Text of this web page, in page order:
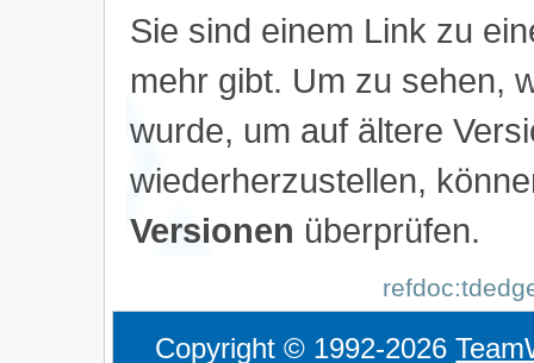
Sie sind einem Link zu
mehr gibt. Um zu sehen,
wurde, um auf ältere
wiederherzustellen,
Versionen überprüfen.
Copyright © 1992-2026